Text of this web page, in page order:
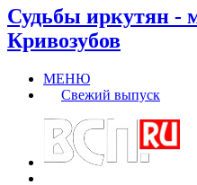
Судьбы иркутян -
Кривозубов
МЕНЮ
Свежий выпуск